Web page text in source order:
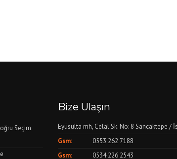
Seçim
Bize Ulaşın
Eyüsulta mh, Celal Sk. No: 8 Sancaktepe /
Gsm:
0553 262 7188
Gsm:
0534 226 2543